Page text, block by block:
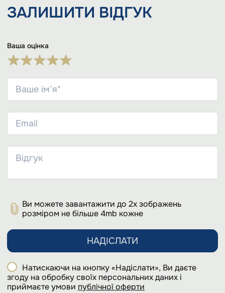
ЗАЛИШИТИ ВІДГУК
Ваша оцінка
Ви можете завантажити до 2х зображень
розміром не більше 4mb кожне
НАДІСЛАТИ
Натискаючи на кнопку «Надіслати», Ви даєте
згоду на обробку своїх персональних даних і
приймаєте умови публічної оферти